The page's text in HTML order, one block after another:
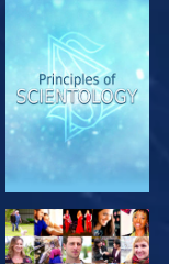
EXPLORA LAS
SERIES